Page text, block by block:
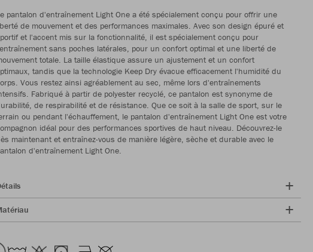
pantalon d'entraînement Light One a été spécialement conçu pour offrir une
de mouvement et des performances maximales. Avec son design épuré et
et l'accent mis sur la fonctionnalité, il est spécialement conçu pour
sans poches latérales, pour un confort optimal et une liberté de
totale. La taille élastique assure un ajustement et un confort
tandis que la technologie Keep Dry évacue efficacement l'humidité du
Vous restez ainsi agréablement au sec, même lors d'entraînements
Fabriqué à partir de polyester recyclé, ce pantalon est synonyme de
de respirabilité et de résistance. Que ce soit à la salle de sport, sur le
ou pendant l'échauffement, le pantalon d'entraînement Light One est votre
idéal pour des performances sportives de haut niveau. Découvrez-le
maintenant et entraînez-vous de manière légère, sèche et durable avec le
d'entraînement Light One.